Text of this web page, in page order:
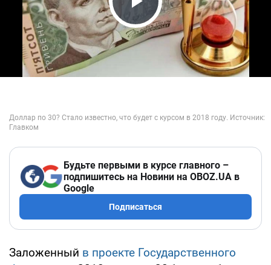
Play Video
Будьте первыми в курсе главного –
подпишитесь на Новини на OBOZ.UA в
Google
Подписаться
Заложенный в проекте Государственного